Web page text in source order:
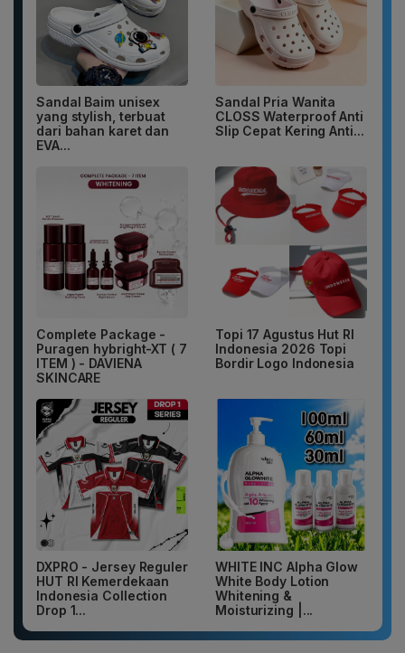
Sandal Baim unisex
yang stylish, terbuat
dari bahan karet dan
EVA...
Sandal Pria Wanita
CLOSS Waterproof Anti
Slip Cepat Kering Anti...
Complete Package -
Puragen hybright-XT ( 7
ITEM ) - DAVIENA
SKINCARE
Topi 17 Agustus Hut RI
Indonesia 2026 Topi
Bordir Logo Indonesia
DXPRO - Jersey Reguler
HUT RI Kemerdekaan
Indonesia Collection
Drop 1...
WHITE INC Alpha Glow
White Body Lotion
Whitening &
Moisturizing |...